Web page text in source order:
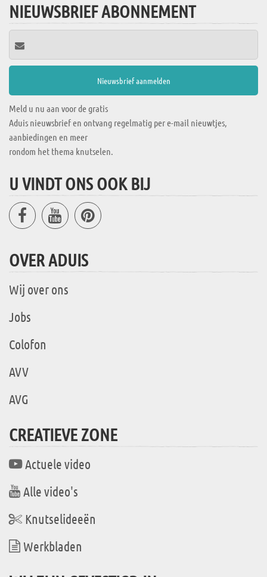
NIEUWSBRIEF ABONNEMENT
Meld u nu aan voor de gratis
Aduis nieuwsbrief en ontvang regelmatig per e-mail nieuwtjes,
aanbiedingen en meer
rondom het thema knutselen.
U VINDT ONS OOK BIJ
OVER ADUIS
Wij over ons
Jobs
Colofon
AVV
AVG
CREATIEVE ZONE
Actuele video
Alle video's
Knutselideeën
Werkbladen